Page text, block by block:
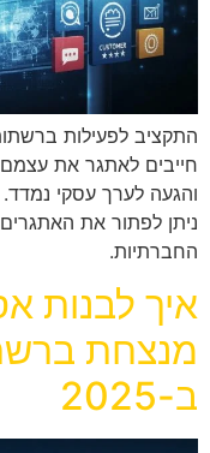
התקציב לפעילות
חייבים לאתגר את עצמם
והגעה לערך עסקי נמדד.
החברתיות.
איך לבנות
מנצחת
ב-2025